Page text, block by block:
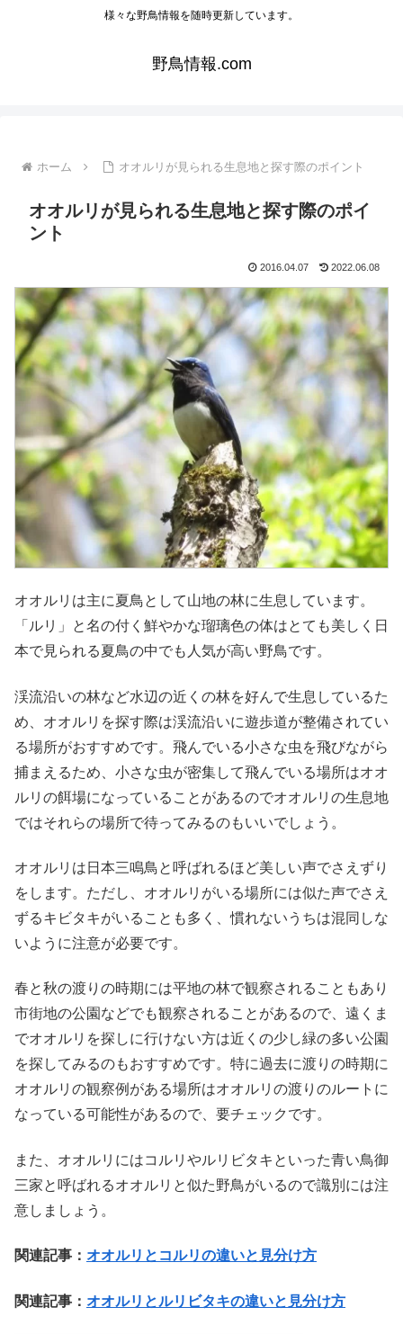
様々な野鳥情報を随時更新しています。
野鳥情報.com
ホーム オオルリが見られる生息地と探す際のポイント
オオルリが見られる生息地と探す際のポイ
ント
2016.04.07 2022.06.08
オオルリは主に夏鳥として山地の林に生息しています。
「ルリ」と名の付く鮮やかな瑠璃色の体はとても美しく日
本で見られる夏鳥の中でも人気が高い野鳥です。
渓流沿いの林など水辺の近くの林を好んで生息しているた
め、オオルリを探す際は渓流沿いに遊歩道が整備されてい
る場所がおすすめです。飛んでいる小さな虫を飛びながら
捕まえるため、小さな虫が密集して飛んでいる場所はオオ
ルリの餌場になっていることがあるのでオオルリの生息地
ではそれらの場所で待ってみるのもいいでしょう。
オオルリは日本三鳴鳥と呼ばれるほど美しい声でさえずり
をします。ただし、オオルリがいる場所には似た声でさえ
ずるキビタキがいることも多く、慣れないうちは混同しな
いように注意が必要です。
春と秋の渡りの時期には平地の林で観察されることもあり
市街地の公園などでも観察されることがあるので、遠くま
でオオルリを探しに行けない方は近くの少し緑の多い公園
を探してみるのもおすすめです。特に過去に渡りの時期に
オオルリの観察例がある場所はオオルリの渡りのルートに
なっている可能性があるので、要チェックです。
また、オオルリにはコルリやルリビタキといった青い鳥御
三家と呼ばれるオオルリと似た野鳥がいるので識別には注
意しましょう。
関連記事： オオルリとコルリの違いと見分け方
関連記事： オオルリとルリビタキの違いと見分け方